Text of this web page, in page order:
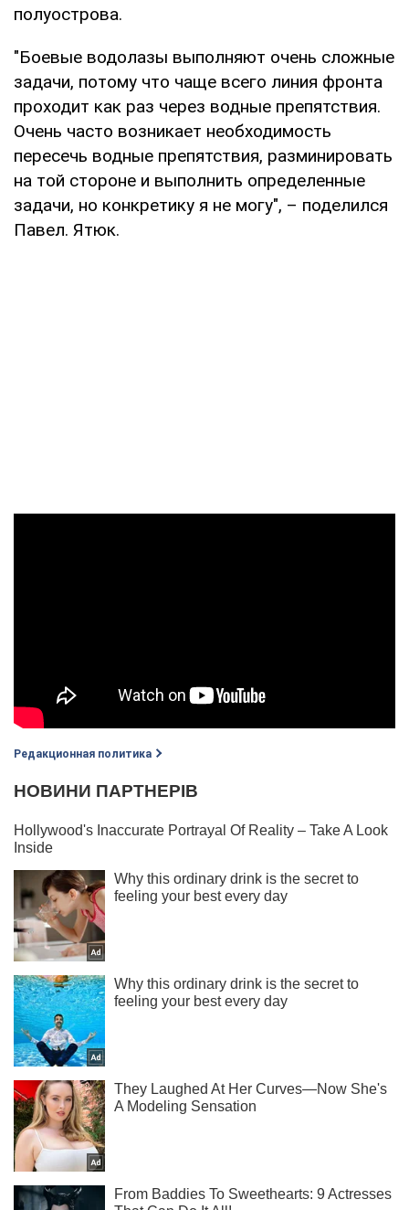
полуострова.
"Боевые водолазы выполняют очень сложные
задачи, потому что чаще всего линия фронта
проходит как раз через водные препятствия.
Очень часто возникает необходимость
пересечь водные препятствия, разминировать
на той стороне и выполнить определенные
задачи, но конкретику я не могу", – поделился
Павел. Ятюк.
Редакционная политика